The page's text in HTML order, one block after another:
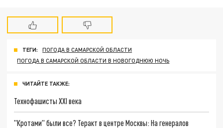
ТЕГИ:
ПОГОДА В САМАРСКОЙ ОБЛАСТИ
ПОГОДА В САМАРСКОЙ ОБЛАСТИ В НОВОГОДНЮЮ НОЧЬ
ЧИТАЙТЕ ТАКЖЕ:
Технофашисты XXI века
"Кротами" были все? Теракт в центре Москвы: На генералов